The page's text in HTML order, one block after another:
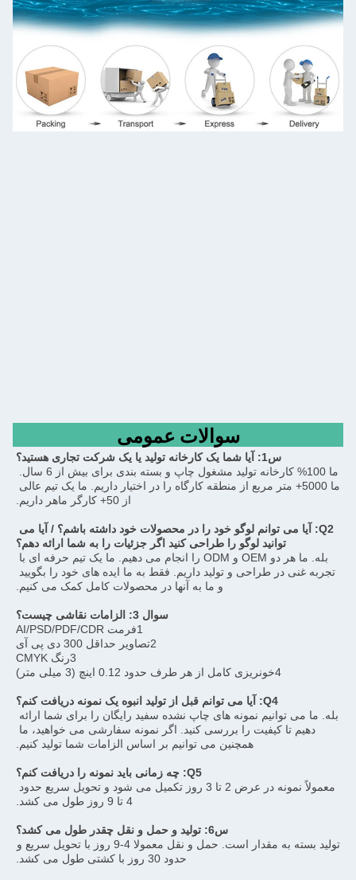
سوالات عمومی
س1: آیا شما یک کارخانه تولید یا یک شرکت تجاری هستید؟
از 50+ کارگر ماهر داریم.
توانید لوگو را طراحی کنید اگر جزئیات را به شما ارائه دهم؟
و ما به آنها در محصولات کامل کمک می کنیم.
سوال 3: الزامات نقاشی چیست؟
1فرمت AI/PSD/PDF/CDR
2تصاویر حداقل 300 دی پی آی
3رنگ CMYK
4خونریزی کامل از هر طرف حدود 0.12 اینچ (3 میلی متر)
Q4: آیا می توانم قبل از تولید انبوه یک نمونه دریافت کنم؟
همچنین می توانیم بر اساس الزامات شما تولید کنیم.
Q5: چه زمانی باید نمونه را دریافت کنم؟
4 تا 9 روز طول می کشد.
س6: تولید و حمل و نقل چقدر طول می کشد؟
حدود 30 روز با کشتی طول می کشد.